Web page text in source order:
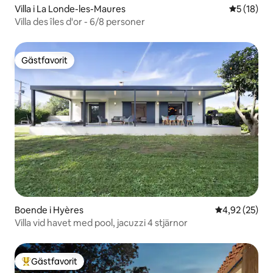
Villa i La Londe-les-Maures 5 av 5 i
5 (18)
Villa des îles d'or - 6/8 personer
Gästfavorit
Gästfavorit
Boende i Hyères 4,92 av 5 i
4,92 (25)
Villa vid havet med pool, jacuzzi 4 stjärnor
Populär gästfavorit
Gästfavorit